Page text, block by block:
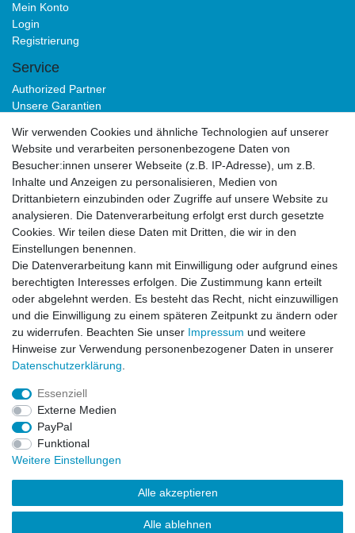
Mein Konto
Login
Registrierung
Service
Authorized Partner
Unsere Garantien
B2B
Impressum Daten­schutz­erklärung AGB
Widerrufs­recht Vertrag widerrufen Kontakt
Widerrufs­recht
Wir verwenden Cookies und ähnliche Technologien auf unserer
Website und verarbeiten personenbezogene Daten von
Besucher:innen unserer Webseite (z.B. IP-Adresse), um z.B.
Inhalte und Anzeigen zu personalisieren, Medien von
Drittanbietern einzubinden oder Zugriffe auf unsere Website zu
analysieren. Die Datenverarbeitung erfolgt erst durch gesetzte
Cookies. Wir teilen diese Daten mit Dritten, die wir in den
Einstellungen benennen.
Die Datenverarbeitung kann mit Einwilligung oder aufgrund eines
berechtigten Interesses erfolgen. Die Zustimmung kann erteilt
oder abgelehnt werden. Es besteht das Recht, nicht einzuwilligen
und die Einwilligung zu einem späteren Zeitpunkt zu ändern oder
zu widerrufen. Beachten Sie unser Impressum und weitere
Hinweise zur Verwendung personenbezogener Daten in unserer
Daten­schutz­erklärung
Essenziell
Externe Medien
PayPal
Funktional
Weitere Einstellungen
Alle akzeptieren
Alle ablehnen